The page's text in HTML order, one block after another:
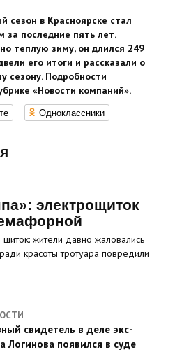
сезон в Красноярске стал
последние пять лет.
теплую зиму, он длился 249
его итоги и рассказали о
сезону. Подробности
«Новости компаний».
Одноклассники
электрощиток
жители давно жаловались
красоты тротуара повредили
свидетель в деле экс-
Логинова появился в суде